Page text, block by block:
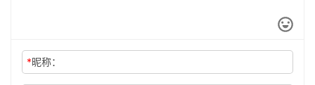
*昵称：